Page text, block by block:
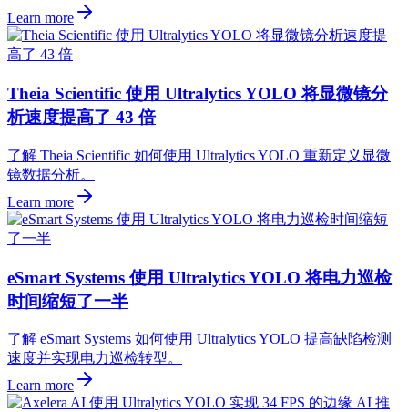
Learn more
Theia Scientific 使用 Ultralytics YOLO 将显微镜分
析速度提高了 43 倍
了解 Theia Scientific 如何使用 Ultralytics YOLO 重新定义显微
镜数据分析。
Learn more
eSmart Systems 使用 Ultralytics YOLO 将电力巡检
时间缩短了一半
了解 eSmart Systems 如何使用 Ultralytics YOLO 提高缺陷检测
速度并实现电力巡检转型。
Learn more